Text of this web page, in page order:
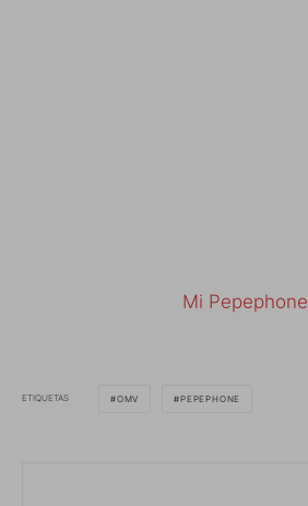
Mi Pepephone
ETIQUETAS OMV PEPEPHONE